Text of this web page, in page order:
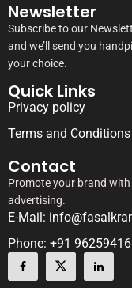
Newsletter
Subscribe to our
and we’ll send you
your choice.
Quick Links
Privacy policy
Terms and Conditions
Contact
Promote your brand
advertising.
E-Mail:
Phone: +91